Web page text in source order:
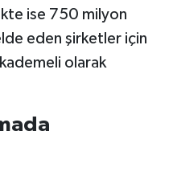
ise 750 milyon
eden şirketler için
olarak